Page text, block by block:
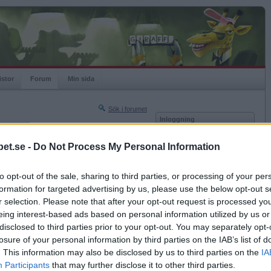
- Do Not Process My Personal Information
opt-out of the sale, sharing to third parties, or processing of your
for targeted advertising by us, please use the below opt-out
selection. Please note that after your opt-out request is processed
interest-based ads based on personal information utilized by us
to third parties prior to your opt-out. You may separately
of your personal information by third parties on the IAB’s list of
This information may also be disclosed by us to third parties on the
Participants that may further disclose it to other third parties.
Forum Min sida
Sök i forumet
Nästa sida »
2010-10-20 13:50
Inloggning
Kom ihåg mig
Glömt ditt lösenord?
Få ny aktiveringslänk
Betapet är gratis!